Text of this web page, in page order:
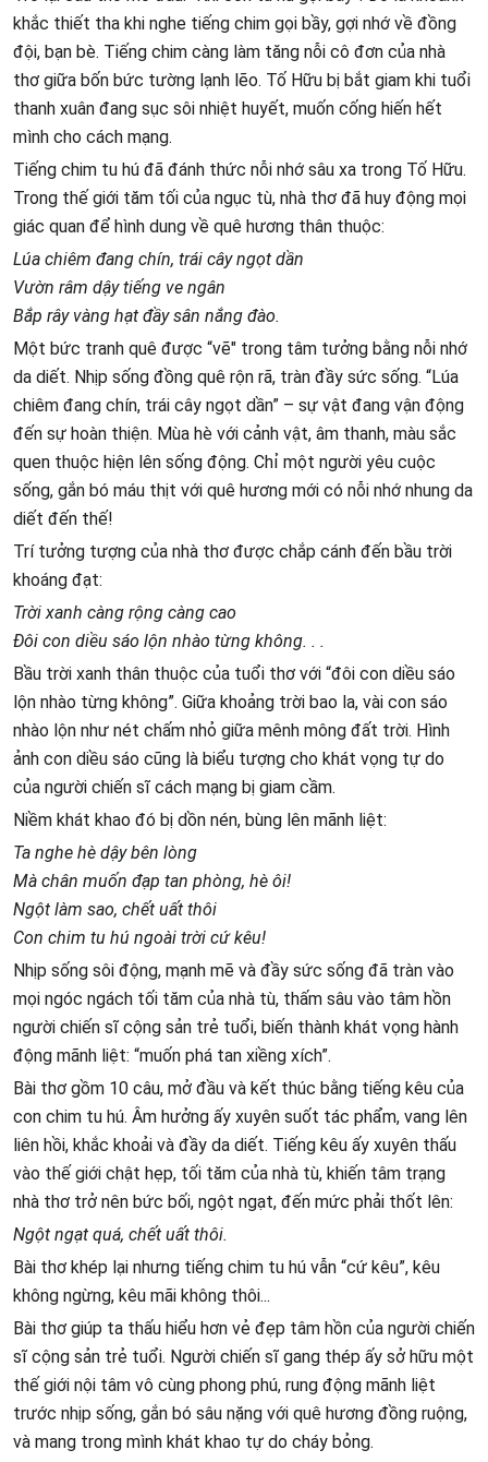
khắc thiết tha khi nghe tiếng chim gọi bầy, gợi nhớ về đồng
đội, bạn bè. Tiếng chim càng làm tăng nỗi cô đơn của nhà
thơ giữa bốn bức tường lạnh lẽo. Tố Hữu bị bắt giam khi tuổi
thanh xuân đang sục sôi nhiệt huyết, muốn cống hiến hết
mình cho cách mạng.
Tiếng chim tu hú đã đánh thức nỗi nhớ sâu xa trong Tố Hữu.
Trong thế giới tăm tối của ngục tù, nhà thơ đã huy động mọi
giác quan để hình dung về quê hương thân thuộc:
Lúa chiêm đang chín, trái cây ngọt dần
Vườn râm dậy tiếng ve ngân
Bắp rây vàng hạt đầy sân nắng đào.
Một bức tranh quê được “vẽ" trong tâm tưởng bằng nỗi nhớ
da diết. Nhịp sống đồng quê rộn rã, tràn đầy sức sống. “Lúa
chiêm đang chín, trái cây ngọt dần” – sự vật đang vận động
đến sự hoàn thiện. Mùa hè với cảnh vật, âm thanh, màu sắc
quen thuộc hiện lên sống động. Chỉ một người yêu cuộc
sống, gắn bó máu thịt với quê hương mới có nỗi nhớ nhung da
diết đến thế!
Trí tưởng tượng của nhà thơ được chắp cánh đến bầu trời
khoáng đạt:
Trời xanh càng rộng càng cao
Đôi con diều sáo lộn nhào từng không. . .
Bầu trời xanh thân thuộc của tuổi thơ với “đôi con diều sáo
lộn nhào từng không”. Giữa khoảng trời bao la, vài con sáo
nhào lộn như nét chấm nhỏ giữa mênh mông đất trời. Hình
ảnh con diều sáo cũng là biểu tượng cho khát vọng tự do
của người chiến sĩ cách mạng bị giam cầm.
Niềm khát khao đó bị dồn nén, bùng lên mãnh liệt:
Ta nghe hè dậy bên lòng
Mà chân muốn đạp tan phòng, hè ôi!
Ngột làm sao, chết uất thôi
Con chim tu hú ngoài trời cứ kêu!
Nhịp sống sôi động, mạnh mẽ và đầy sức sống đã tràn vào
mọi ngóc ngách tối tăm của nhà tù, thấm sâu vào tâm hồn
người chiến sĩ cộng sản trẻ tuổi, biến thành khát vọng hành
động mãnh liệt: “muốn phá tan xiềng xích”.
Bài thơ gồm 10 câu, mở đầu và kết thúc bằng tiếng kêu của
con chim tu hú. Âm hưởng ấy xuyên suốt tác phẩm, vang lên
liên hồi, khắc khoải và đầy da diết. Tiếng kêu ấy xuyên thấu
vào thế giới chật hẹp, tối tăm của nhà tù, khiến tâm trạng
nhà thơ trở nên bức bối, ngột ngạt, đến mức phải thốt lên:
Ngột ngạt quá, chết uất thôi.
Bài thơ khép lại nhưng tiếng chim tu hú vẫn “cứ kêu”, kêu
không ngừng, kêu mãi không thôi...
Bài thơ giúp ta thấu hiểu hơn vẻ đẹp tâm hồn của người chiến
sĩ cộng sản trẻ tuổi. Người chiến sĩ gang thép ấy sở hữu một
thế giới nội tâm vô cùng phong phú, rung động mãnh liệt
trước nhịp sống, gắn bó sâu nặng với quê hương đồng ruộng,
và mang trong mình khát khao tự do cháy bỏng.